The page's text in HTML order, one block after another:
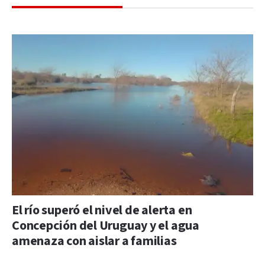
El río superó el nivel de alerta en
Concepción del Uruguay y el agua
amenaza con aislar a familias